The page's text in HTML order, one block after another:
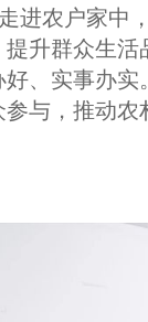
进农户家中
升群众生
、实事办
与，推动